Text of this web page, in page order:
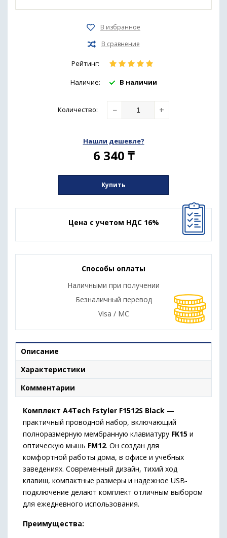
Рейтинг:
Наличие: В наличии
Количество: − +
Нашли дешевле?
6 340 ₸
Купить
Цена с учетом НДС 16%
Способы оплаты
Наличными при получении
Безналичный перевод
Visa / MC
Описание
Характеристики
Комментарии
Комплект A4Tech Fstyler F1512S Black —
практичный проводной набор, включающий
полноразмерную мембранную клавиатуру FK15 и
оптическую мышь FM12. Он создан для
комфортной работы дома, в офисе и учебных
заведениях. Современный дизайн, тихий ход
клавиш, компактные размеры и надежное USB-
подключение делают комплект отличным выбором
для ежедневного использования.
Преимущества: